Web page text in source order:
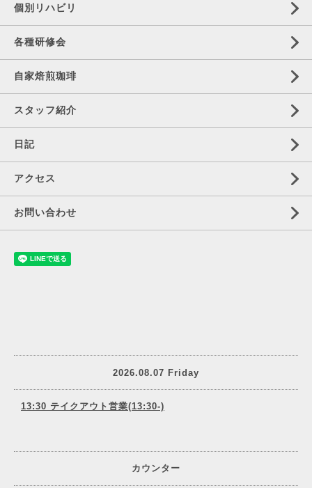
個別リハビリ
各種研修会
自家焙煎珈琲
スタッフ紹介
日記
アクセス
お問い合わせ
2026.08.07 Friday
13:30 テイクアウト営業(13:30-)
カウンター